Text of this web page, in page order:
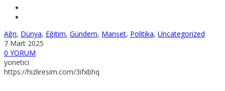
Ağrı, Dünya, Eğitim, Gündem, Manşet, Politika, Uncategorized
7 Mart 2025
0 YORUM
yonetici
https://hizliresim.com/3ifxbhq